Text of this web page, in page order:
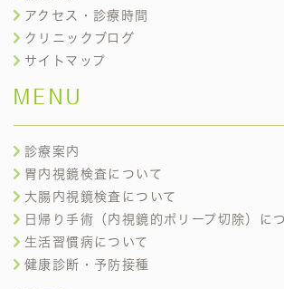
アクセス・診療時間
クリニックブログ
サイトマップ
MENU
診療案内
胃内視鏡検査について
大腸内視鏡検査について
日帰り手術（内視鏡的ポリープ切除）に
生活習慣病について
健康診断・予防接種